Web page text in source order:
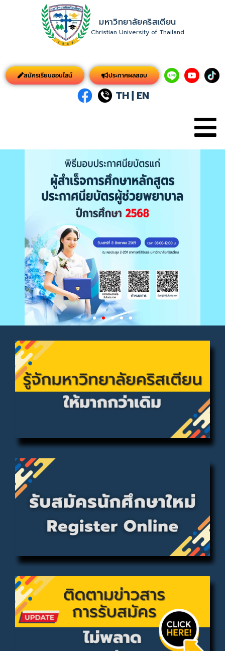
มหาวิทยาลัยคริสเตียน
Christian University of Thailand
สมัครเรียนออนไลน์ ประกาศผลสอบ
TH| EN